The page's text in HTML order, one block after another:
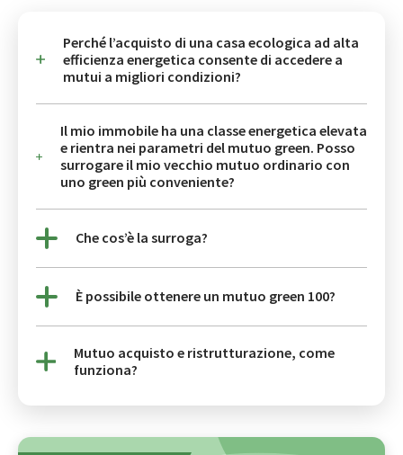
Perché l’acquisto di una casa ecologica ad alta
efficienza energetica consente di accedere a
mutui a migliori condizioni?
Il mio immobile ha una classe energetica elevata
e rientra nei parametri del mutuo green. Posso
surrogare il mio vecchio mutuo ordinario con
uno green più conveniente?
Che cos’è la surroga?
È possibile ottenere un mutuo green 100?
Mutuo acquisto e ristrutturazione, come
funziona?